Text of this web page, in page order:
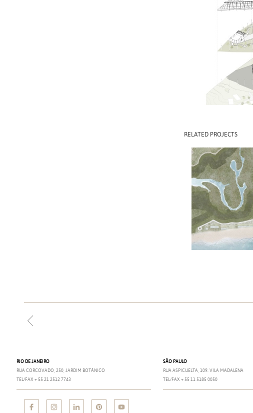
RELATED PROJECTS
MARAÚ HOTEL
2021
RIO DE JANEIRO
RUA CORCOVADO, 250, JARDIM BOTÂNICO
TEL/FAX + 55 21 2512 7743
SÃO PAULO
RUA ASPICUELTA, 109. VILA MADALENA
TEL/FAX + 55 11 5185 0050